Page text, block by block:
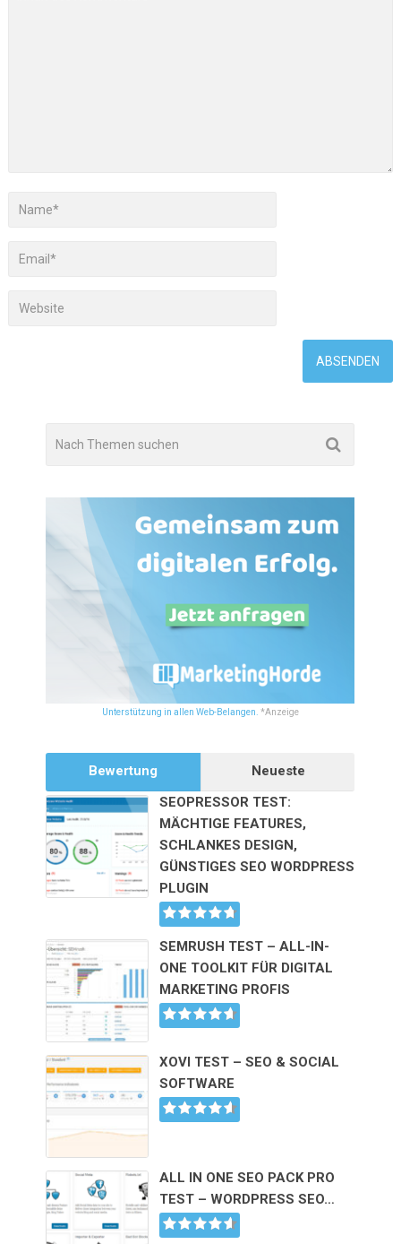
Unterstützung in allen Web-Belangen. *Anzeige
Bewertung
Neueste
SEOPRESSOR TEST:
MÄCHTIGE FEATURES,
SCHLANKES DESIGN,
GÜNSTIGES SEO WORDPRESS
PLUGIN
SEMRUSH TEST – ALL-IN-
ONE TOOLKIT FÜR DIGITAL
MARKETING PROFIS
XOVI TEST – SEO & SOCIAL
SOFTWARE
ALL IN ONE SEO PACK PRO
TEST – WORDPRESS SEO…